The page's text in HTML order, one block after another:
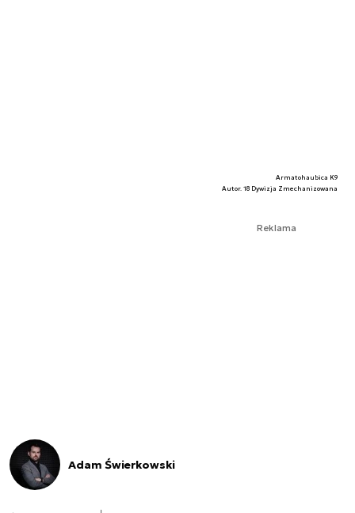
Armatohaubica K9
Autor. 18 Dywizja Zmechanizowana
Reklama
Adam Świerkowski